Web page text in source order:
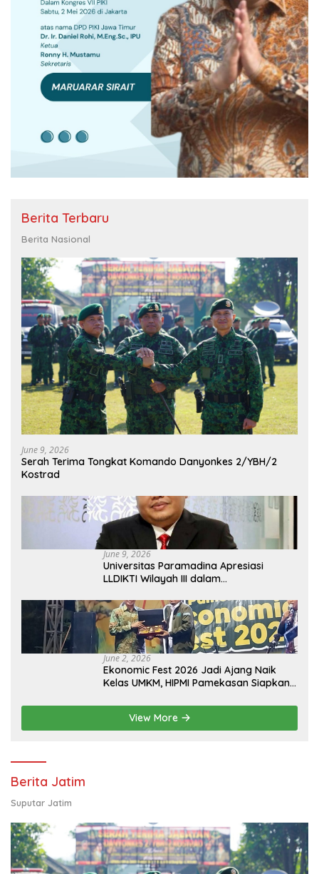
Berita Terbaru
Berita Nasional
June 9, 2026
Serah Terima Tongkat Komando Danyonkes 2/YBH/2
Kostrad
June 9, 2026
Universitas Paramadina Apresiasi
LLDIKTI Wilayah III dalam
Tinggi Swasta
June 2, 2026
Ekonomic Fest 2026 Jadi Ajang Naik
Kelas UMKM, HIPMI Pamekasan Siapkan
Pendampingan Usaha
View More
Berita Jatim
Suputar Jatim